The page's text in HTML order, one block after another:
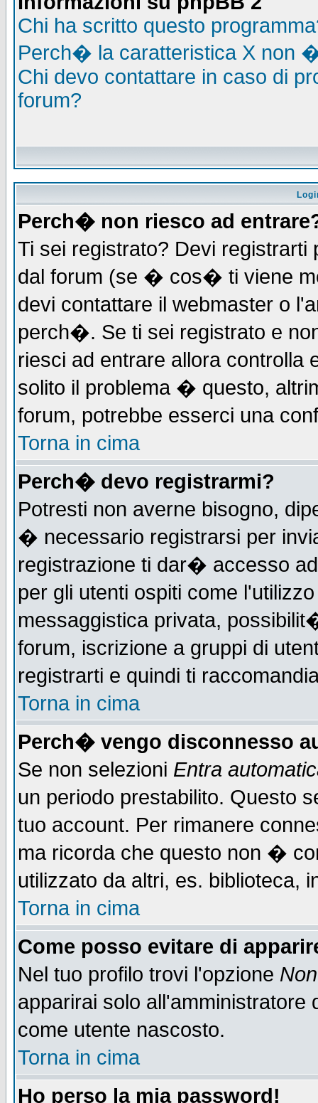
Chi ha scritto questo
Perch� la caratteristica X non
Chi devo contattare in caso di
forum?
Perch� non riesco ad
Ti sei registrato? Devi registrarti
dal forum (se � cos� ti viene
devi contattare il webmaster o
perch�. Se ti sei registrato e
riesci ad entrare allora controlla
solito il problema � questo,
forum, potrebbe esserci una
Torna in cima
Perch� devo registrarmi?
Potresti non averne bisogno,
� necessario registrarsi per
registrazione ti dar� accesso
per gli utenti ospiti come
messaggistica privata,
forum, iscrizione a gruppi di
registrarti e quindi ti
Torna in cima
Perch� vengo disconnesso
Se non selezioni Entra
un periodo prestabilito. Questo
tuo account. Per rimanere
ma ricorda che questo non �
utilizzato da altri, es.
Torna in cima
Come posso evitare di
Nel tuo profilo trovi l'opzione
apparirai solo all'amministratore
come utente nascosto.
Torna in cima
Ho perso la mia password!